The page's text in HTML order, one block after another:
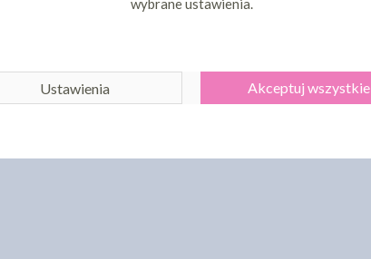
wybrane ustawienia.
Ustawienia Akceptuj wszystkie